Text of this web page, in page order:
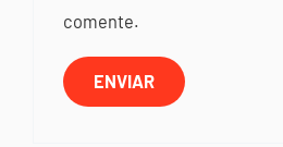
comente.